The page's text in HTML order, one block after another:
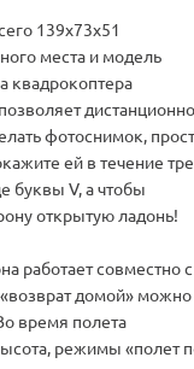
139х73х51
места и модель
квадрокоптера
дистанционно
фотоснимок,
ей в течение
буквы V, а чтобы
открытую ладонь!
работает совместно с
домой» можно
время полета
режимы «полет